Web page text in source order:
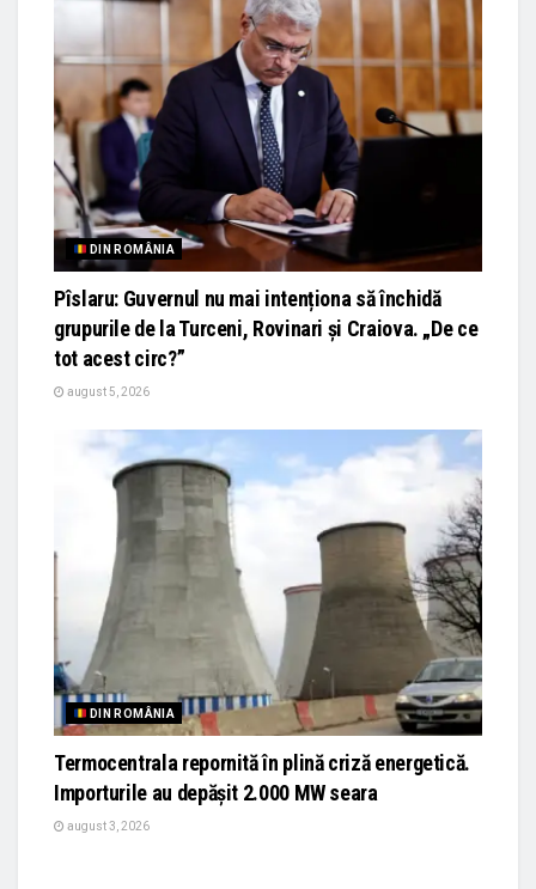
DIN ROMÂNIA
Pîslaru: Guvernul nu mai intenționa să închidă
grupurile de la Turceni, Rovinari și Craiova. „De ce
tot acest circ?”
august 5, 2026
DIN ROMÂNIA
Termocentrala repornită în plină criză energetică.
Importurile au depășit 2.000 MW seara
august 3, 2026